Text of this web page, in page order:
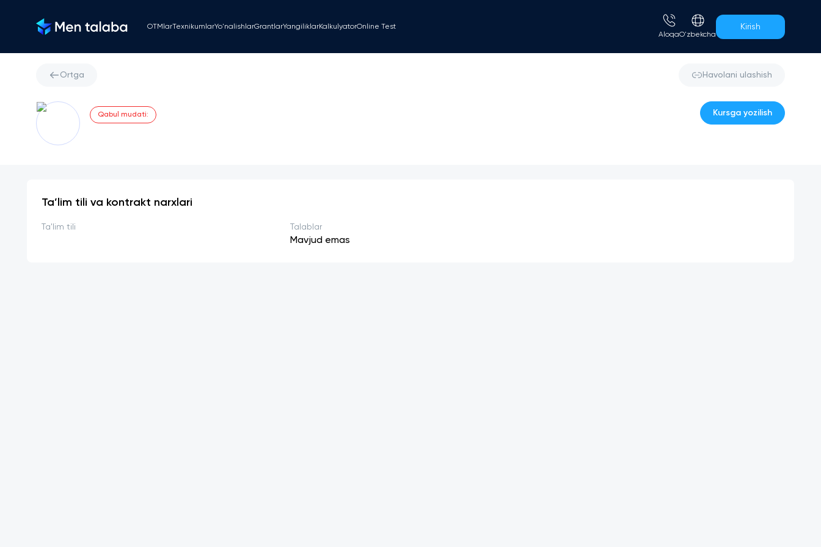
OTMlarTexnikumlarYo'nalishlarGrantlarYangiliklarKalkulyatorOnline Test
AloqaO'zbekcha
Kirish
Ortga Havolani ulashish
Kursga yozilish
Qabul mudati:
Ta’lim tili va kontrakt narxlari
Ta'lim tili Talablar
Mavjud emas